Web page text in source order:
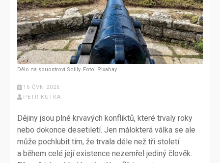
Dělo na souostroví Scilly. Foto: Pixabay
16 ČVN 2026
PETR KUTKA
Dějiny jsou plné krvavých konfliktů, které trvaly roky
nebo dokonce desetiletí. Jen málokterá válka se ale
může pochlubit tím, že trvala déle než tři století
a během celé její existence nezemřel jediný člověk.